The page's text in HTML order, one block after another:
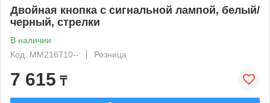
Двойная кнопка с сигнальной лампой, белый/
черный, стрелки
В наличии
Код: MM216710--
Розница
7 615 ₸